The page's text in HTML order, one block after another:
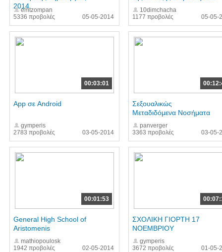
5336 προβολές
2014emtzompan
05-05-2014
1177 προβολές
10dimchacha
05-05-
00:03:01
2783 προβολές
App σε Android
gymperis
03-05-2014
3363 προβολές
Σεξουαλικώς
Μεταδιδόμενα Νοσήματα
panverger
03-05-
00:01:53
1942 προβολές
General High School of
Aristomenis
mathiopoulosk
02-05-2014
3672 προβολές
ΣΧΟΛΙΚΗ ΓΙΟΡΤΗ 17
ΝΟΕΜΒΡΙΟΥ
gymperis
01-05-